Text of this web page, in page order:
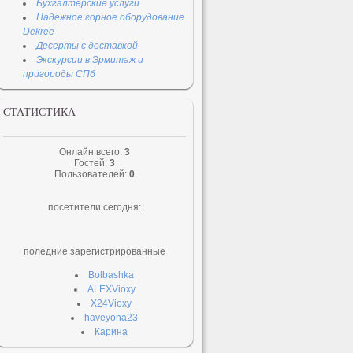
Бухгалтерские услуги
Надежное горное оборудование
Dekree
Десерты с доставкой
Экскурсии в Эрмитаж и
пригороды СПб
СТАТИСТИКА
Онлайн всего: 3
Гостей: 3
Пользователей: 0
посетители сегодня:
поледние зарегистрированные
Bolbashka
ALEXVioxy
X24Vioxy
haveyona23
Карина